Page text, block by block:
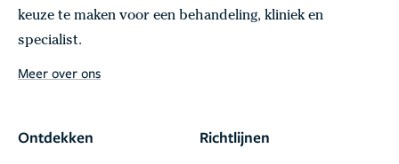
keuze te maken voor een behandeling, kliniek en
specialist.
Meer over ons
Ontdekken Richtlijnen